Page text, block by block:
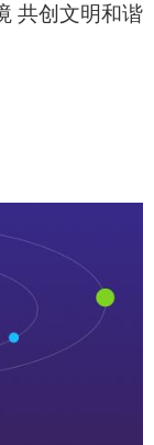
共创文明和谐